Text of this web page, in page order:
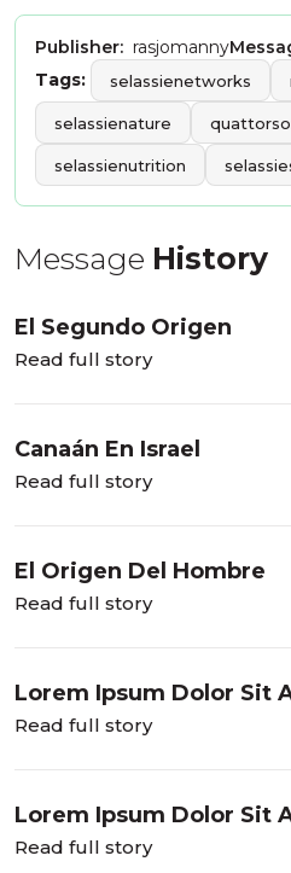
Publisher: rasjomanny
Tags:
selassienetworks
selassienature
selassienutrition
Message History
El Segundo Origen
Read full story
Canaán En Israel
Read full story
El Origen Del Hombre
Read full story
Lorem Ipsum Dolor Sit
Consectetur Adipiscing
Read full story
Lorem Ipsum Dolor Sit
Consectetur Adipiscing
Read full story